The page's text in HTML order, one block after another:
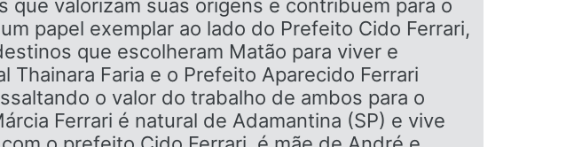
valorizam suas origens e contribuem para o
papel exemplar ao lado do Prefeito Cido Ferrari,
que escolheram Matão para viver e
Thainara Faria e o Prefeito Aparecido Ferrari
o valor do trabalho de ambos para o
Ferrari é natural de Adamantina (SP) e vive